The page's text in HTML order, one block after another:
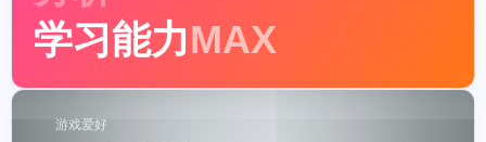
学习能力MAX
游戏爱好